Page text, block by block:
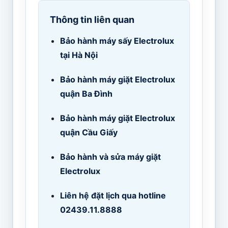
Thông tin liên quan
Bảo hành máy sấy Electrolux
tại Hà Nội
Bảo hành máy giặt Electrolux
quận Ba Đình
Bảo hành máy giặt Electrolux
quận Cầu Giấy
Bảo hành và sửa máy giặt
Electrolux
Liên hệ đặt lịch qua hotline
02439.11.8888